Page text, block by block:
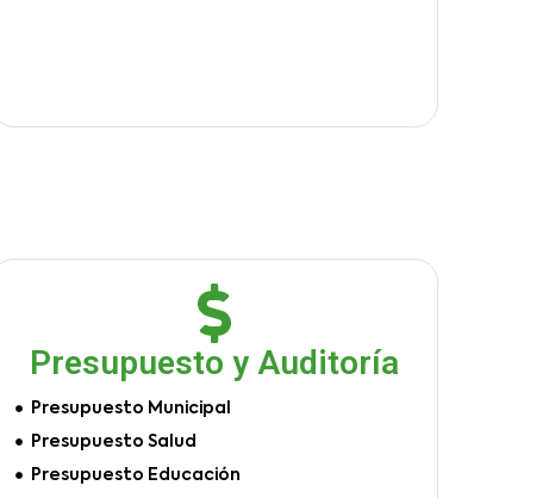
Presupuesto y Auditoría
Presupuesto Municipal
Presupuesto Salud
Presupuesto Educación